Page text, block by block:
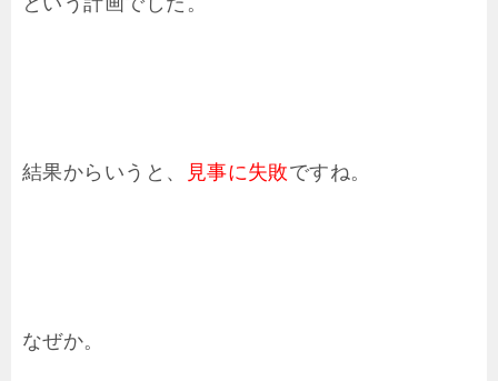
結果からいうと、 見事に失敗ですね。
なぜか。